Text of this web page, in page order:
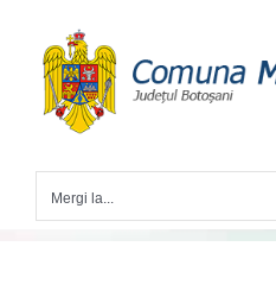
content
Mergi la...